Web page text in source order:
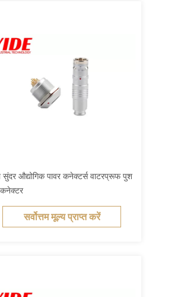
सुंदर औद्योगिक पावर कनेक्टर्स वाटरप्रूफ पुश
सर्वोत्तम मूल्य प्राप्त करें